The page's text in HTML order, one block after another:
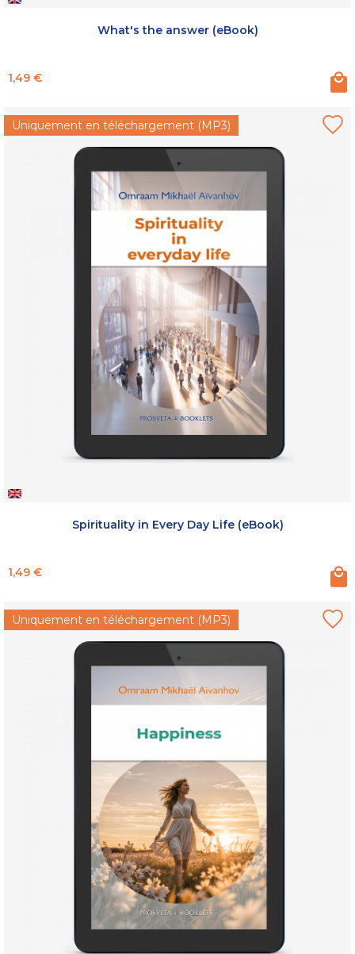
What's the answer (eBook)
Prix
1,49 €
Uniquement en téléchargement (MP3)
Spirituality in Every Day Life (eBook)
Prix
1,49 €
Uniquement en téléchargement (MP3)